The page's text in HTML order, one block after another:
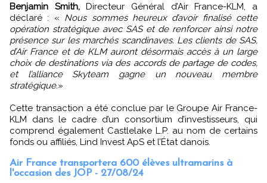
Benjamin Smith,Directeur Général d’Air France-KLM, a
déclaré : « Nous sommes heureux d’avoir finalisé cette
opération stratégique avec SAS et de renforcer ainsi notre
présence sur les marchés scandinaves. Les clients de SAS,
d’Air France et de KLM auront désormais accès à un large
choix de destinations via des accords de partage de codes,
et l’alliance Skyteam gagne un nouveau membre
stratégique.»
Cette transaction a été conclue par le Groupe Air France-
KLM dans le cadre d’un consortium d’investisseurs, qui
comprend également Castlelake L.P. au nom de certains
fonds ou affiliés, Lind Invest ApS et l’État danois.
Air France transportera 600 élèves ultramarins à
l'occasion des JOP - 27/08/24